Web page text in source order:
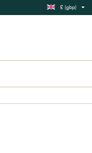
£ (gbp)